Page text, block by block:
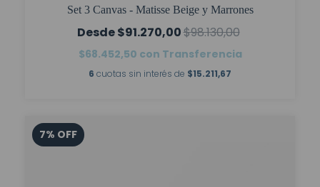
Set 3 Canvas - Matisse Beige y Marrones
$91.270,00$98.130,00
$68.452,50 con Transferencia
6 cuotas sin interés de $15.211,67
7% OFF